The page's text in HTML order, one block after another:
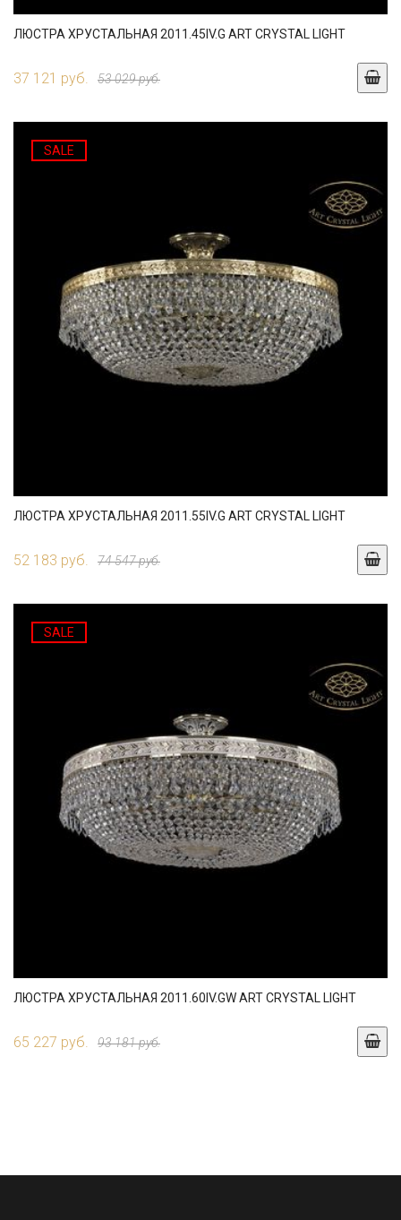
ЛЮСТРА ХРУСТАЛЬНАЯ 2011.45IV.G ART CRYSTAL LIGHT
37 121 руб. 53 029 руб.
SALE
ЛЮСТРА ХРУСТАЛЬНАЯ 2011.55IV.G ART CRYSTAL LIGHT
52 183 руб. 74 547 руб.
SALE
ЛЮСТРА ХРУСТАЛЬНАЯ 2011.60IV.GW ART CRYSTAL LIGHT
65 227 руб. 93 181 руб.